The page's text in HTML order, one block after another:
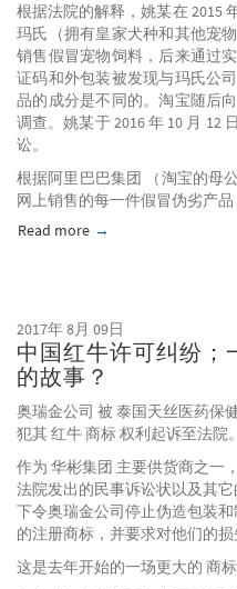
根据法院的解释，姚某在 2015
玛氏（拥有皇家犬种和其他宠
销售假冒宠物饲料，后来通过
证码和外包装被发现与玛氏公
品的成分是不同的。淘宝随后
调查。姚某于 2016 年 10 月 12
讼。
根据阿里巴巴集团 （淘宝的母
网上销售的每一件假冒伪劣产品
Read more about 淘宝在具有里
2017年 8月 09日
中国红牛许可纠纷；
的故事？
奥瑞金公司 被 泰国天丝医药保
犯其 红牛 商标 权利起诉至法院。
作为 华彬集团 主要供货商之一
法院发出的民事诉讼状以及其
下令奥瑞金公司停止伪造包装
的注册商标，并要求对他们的损
这是去年开始的一场更大的 商标